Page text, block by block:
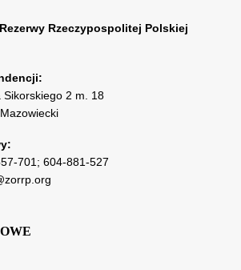
Rzeczypospolitej Polskiej
Sikorskiego 2 m. 18
701 ; 604-881-527